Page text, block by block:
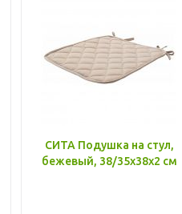
СИТА Подушка на стул,
бежевый, 38/35x38x2 см